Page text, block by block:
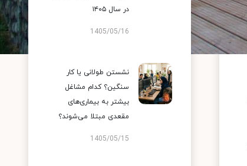
در سال ۱۴۰۵
1405/05/16
نشستن طولانی یا کار
سنگین؟ کدام مشاغل
بیشتر به بیماری‌های
مقعدی مبتلا می‌شوند؟
1405/05/15